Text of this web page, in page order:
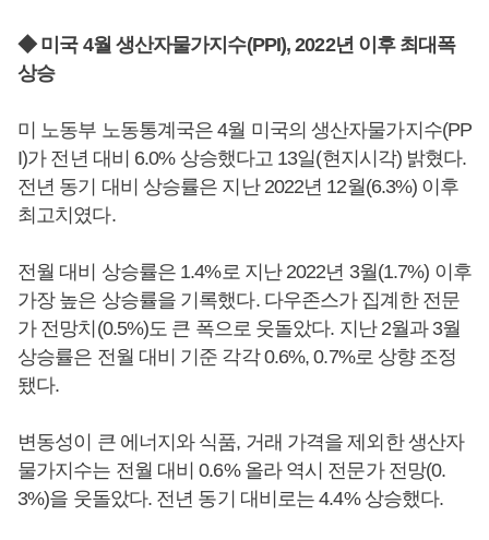
◆ 미국 4월 생산자물가지수(PPI), 2022년 이후 최대폭
상승
미 노동부 노동통계국은 4월 미국의 생산자물가지수(PP
I)가 전년 대비 6.0% 상승했다고 13일(현지시각) 밝혔다.
전년 동기 대비 상승률은 지난 2022년 12월(6.3%) 이후
최고치였다.
전월 대비 상승률은 1.4%로 지난 2022년 3월(1.7%) 이후
가장 높은 상승률을 기록했다. 다우존스가 집계한 전문
가 전망치(0.5%)도 큰 폭으로 웃돌았다. 지난 2월과 3월
상승률은 전월 대비 기준 각각 0.6%, 0.7%로 상향 조정
됐다.
변동성이 큰 에너지와 식품, 거래 가격을 제외한 생산자
물가지수는 전월 대비 0.6% 올라 역시 전문가 전망(0.
3%)을 웃돌았다. 전년 동기 대비로는 4.4% 상승했다.